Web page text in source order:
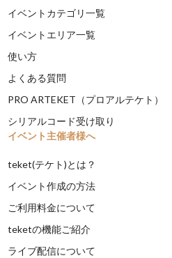
イベントカテゴリ一覧
イベントエリア一覧
使い方
よくある質問
PRO ARTEKET（プロアルテケト）
シリアルコード受け取り
イベント主催者様へ
teket(テケト)とは？
イベント作成の方法
ご利用料金について
teketの機能ご紹介
ライブ配信について